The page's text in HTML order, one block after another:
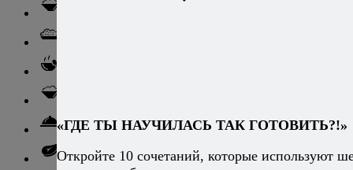
Свинина
Говядина
«ГДЕ ТЫ НАУЧИЛАСЬ ТАК ГОТОВИТЬ?!»
Откройте 10 сочетаний, которые используют